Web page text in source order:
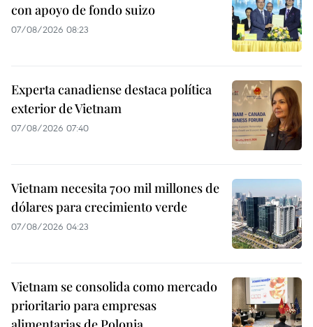
con apoyo de fondo suizo
07/08/2026 08:23
Experta canadiense destaca política
exterior de Vietnam
07/08/2026 07:40
Vietnam necesita 700 mil millones de
dólares para crecimiento verde
07/08/2026 04:23
Vietnam se consolida como mercado
prioritario para empresas